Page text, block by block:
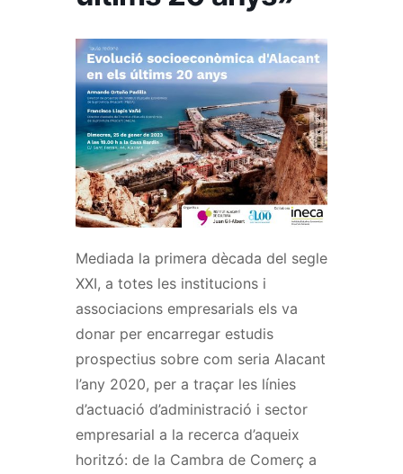
Mediada la primera dècada del segle
XXI, a totes les institucions i
associacions empresarials els va
donar per encarregar estudis
prospectius sobre com seria Alacant
l’any 2020, per a traçar les línies
d’actuació d’administració i sector
empresarial a la recerca d’aqueix
horitzó: de la Cambra de Comerç a